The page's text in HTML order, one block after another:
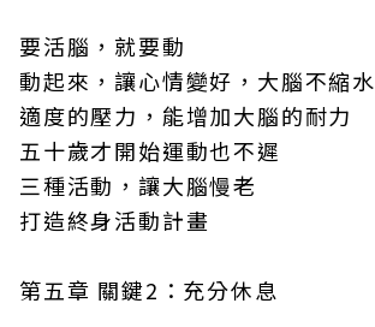
要活腦，就要動
動起來，讓心情變好，大腦不縮水
適度的壓力，能增加大腦的耐力
五十歲才開始運動也不遲
三種活動，讓大腦慢老
打造終身活動計畫
第五章 關鍵2：充分休息